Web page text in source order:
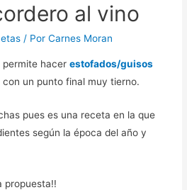
al vino
/ PorCarnes Moran
permite hacer estofados/guisos
un punto final muy tierno.
pues es una receta en la que
según la época del año y
propuesta!!